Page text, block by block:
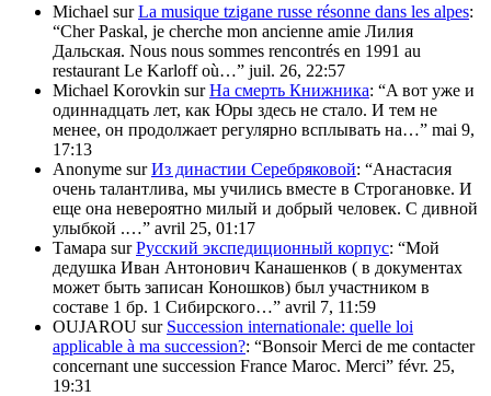
Michael surLa musique tzigane russe résonne dans les alpes:
“Cher Paskal, je cherche mon ancienne amie Лилия
Дальская. Nous nous sommes rencontrés en 1991 au
restaurant Le Karloff où…” juil. 26, 22:57
Michael Korovkin surНа смерть Книжника: “A вот уже и
одиннадцать лет, как Юры здесь не стало. И тем не
менее, он продолжает регулярно всплывать на…” mai 9,
17:13
Anonyme surИз династии Серебряковой: “Анастасия
очень талантлива, мы учились вместе в Строгановке. И
еще она невероятно милый и добрый человек. С дивной
улыбкой .…” avril 25, 01:17
Тамара surРусский экспедиционный корпус: “Мой
дедушка Иван Антонович Канашенков ( в документах
может быть записан Коношков) был участником в
составе 1 бр. 1 Сибирского…” avril 7, 11:59
OUJAROU sur Succession internationale: quelle loi
applicable à ma succession?: “Bonsoir Merci de me contacter
concernant une succession France Maroc. Merci” févr. 25,
19:31